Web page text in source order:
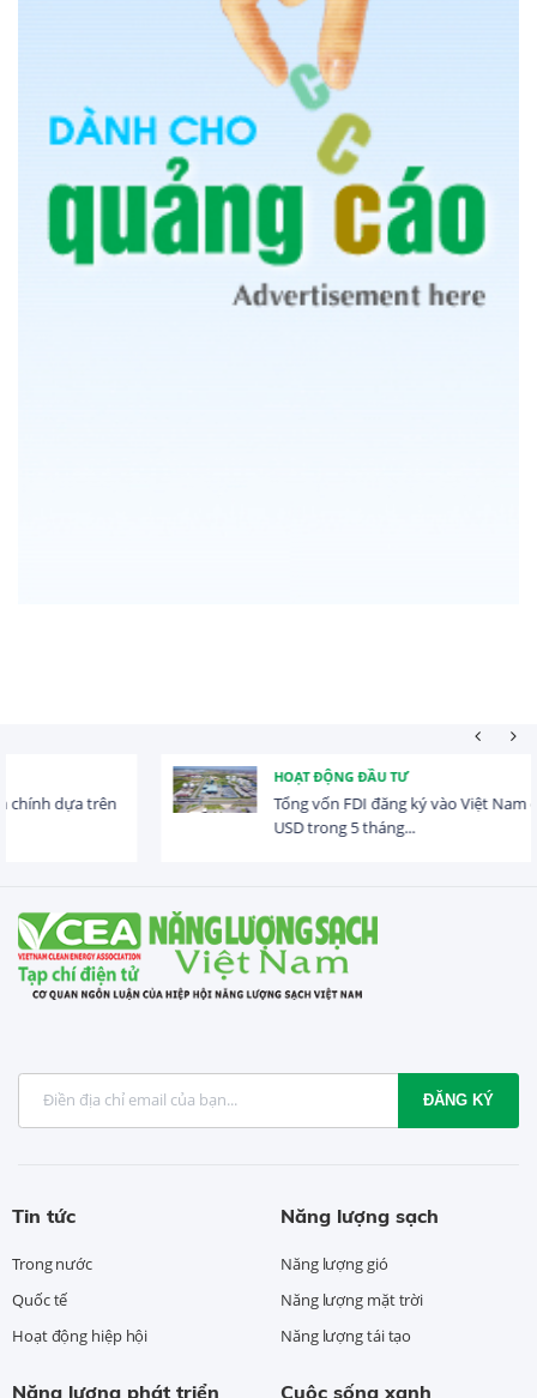
HOẠT ĐỘNG ĐẦU TƯ
Tổng vốn FDI đăng ký vào Việt Nam đạt gần 25 tỷ
ĐĂNG KÝ
Tin tức
Trong nước
Quốc tế
Hoạt động hiệp hội
Năng lượng sạch
Năng lượng gió
Năng lượng mặt trời
Năng lượng tái tạo
Năng lượng phát triển Cuộc sống xanh